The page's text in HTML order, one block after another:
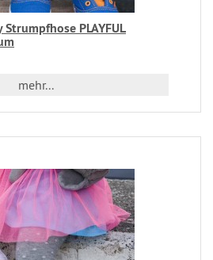
PLAYFUL
mehr...